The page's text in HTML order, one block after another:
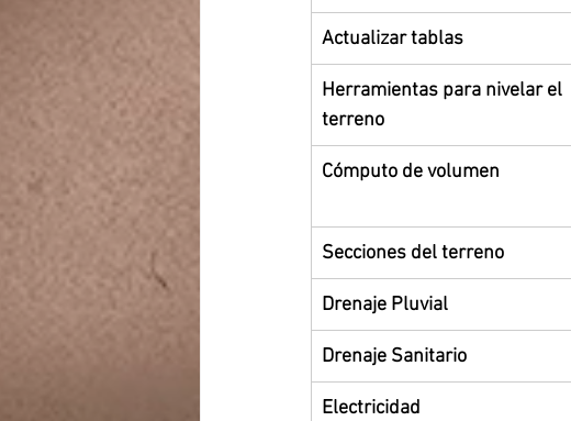
Actualizar tablas
Herramientas para nivelar el
terreno
Cómputo de volumen
Secciones del terreno
​Drenaje Pluvial
​Drenaje Sanitario
​Electricidad